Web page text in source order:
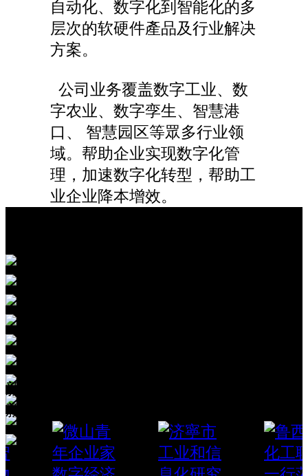
自动化、数字化到智能化的多
层次的软硬件產品及行业解决
方案。
公司业务覆盖数字工业、数
字农业、数字孪生、智慧港
口、 智慧园区等眾多行业领
域。帮助企业实现数字化管
理，加速数字化转型，帮助工
业企业降本增效。
智慧园区
新聞中心
新闻中心